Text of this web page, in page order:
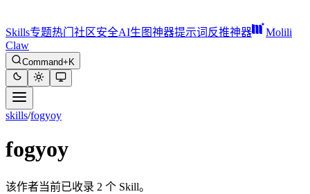
Skills专题热门 社区安全AI生图神器提示词反推神器
Molili
Claw
Command+K
skills/fogyoy
fogyoy
该作者当前已收录 2 个 Skill。